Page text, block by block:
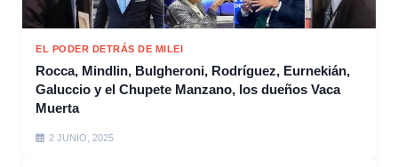
EL PODER DETRÁS DE MILEI
Rocca, Mindlin, Bulgheroni, Rodríguez, Eurnekián,
Galuccio y el Chupete Manzano, los dueños Vaca
Muerta
2 JUNIO, 2025